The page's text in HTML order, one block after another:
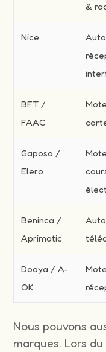
&
Nice
BFT /
FAAC
Gaposa /
Elero
Beninca /
Aprimatic
Dooya / A-
OK
Nous pouvons
marques. Lors